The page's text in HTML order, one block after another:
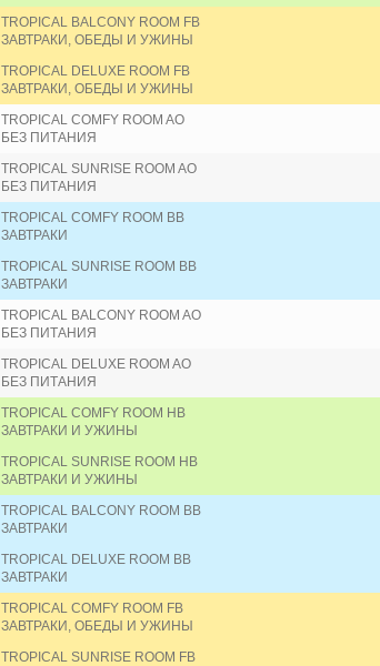
TROPICAL BALCONY ROOM FB
ЗАВТРАКИ, ОБЕДЫ И УЖИНЫ
TROPICAL DELUXE ROOM FB
ЗАВТРАКИ, ОБЕДЫ И УЖИНЫ
TROPICAL COMFY ROOM AO
БЕЗ ПИТАНИЯ
TROPICAL SUNRISE ROOM AO
БЕЗ ПИТАНИЯ
TROPICAL COMFY ROOM BB
ЗАВТРАКИ
TROPICAL SUNRISE ROOM BB
ЗАВТРАКИ
TROPICAL BALCONY ROOM AO
БЕЗ ПИТАНИЯ
TROPICAL DELUXE ROOM AO
БЕЗ ПИТАНИЯ
TROPICAL COMFY ROOM HB
ЗАВТРАКИ И УЖИНЫ
TROPICAL SUNRISE ROOM HB
ЗАВТРАКИ И УЖИНЫ
TROPICAL BALCONY ROOM BB
ЗАВТРАКИ
TROPICAL DELUXE ROOM BB
ЗАВТРАКИ
TROPICAL COMFY ROOM FB
ЗАВТРАКИ, ОБЕДЫ И УЖИНЫ
TROPICAL SUNRISE ROOM FB